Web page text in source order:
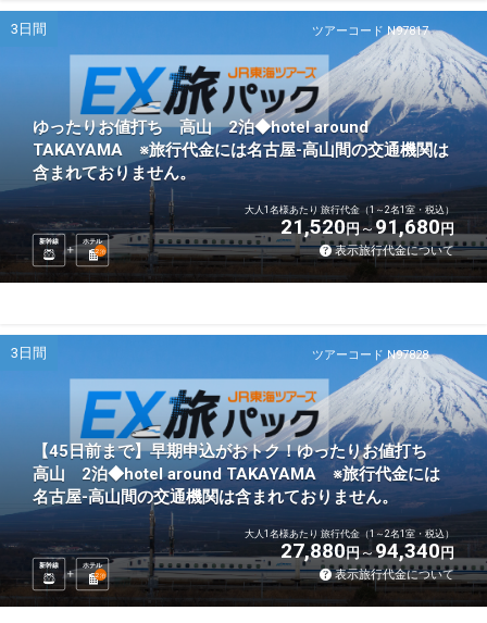
ツアーコード N97817
3日間
ゆったりお値打ち 高山 2泊◆hotel around
TAKAYAMA ※旅行代金には名古屋-高山間の交通機関は
含まれておりません。
新幹線
ホテル
2泊
大人1名様あたり 旅行代金（1～2名1室・税込）
21,520円 91,680円
表示旅行代金について
ツアーコード N97828
3日間
【45日前まで】早期申込がおトク！ゆったりお値打ち
高山 2泊◆hotel around TAKAYAMA ※旅行代金には
名古屋-高山間の交通機関は含まれておりません。
新幹線
ホテル
2泊
大人1名様あたり 旅行代金（1～2名1室・税込）
27,880円 94,340円
表示旅行代金について